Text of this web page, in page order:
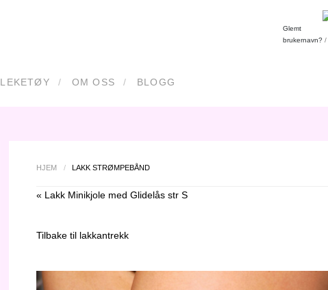
Glemt
brukernavn? /
LEKETØY OM OSS BLOGG
HJEM / LAKK STRØMPEBÅND
« Lakk Minikjole med Glidelås str S
Tilbake til lakkantrekk